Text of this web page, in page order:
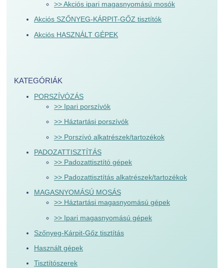
>> Akciós ipari magasnyomású mosók
Akciós SZŐNYEG-KÁRPIT-GŐZ tisztítók
Akciós HASZNÁLT GÉPEK
KATEGÓRIÁK
PORSZÍVÓZÁS
>> Ipari porszívók
>> Háztartási porszívók
>> Porszívó alkatrészek/tartozékok
PADOZATTISZTÍTÁS
>> Padozattisztító gépek
>> Padozattisztítás alkatrészek/tartozékok
MAGASNYOMÁSÚ MOSÁS
>> Háztartási magasnyomású gépek
>> Ipari magasnyomású gépek
Szőnyeg-Kárpit-Gőz tisztítás
Használt gépek
Tisztítószerek